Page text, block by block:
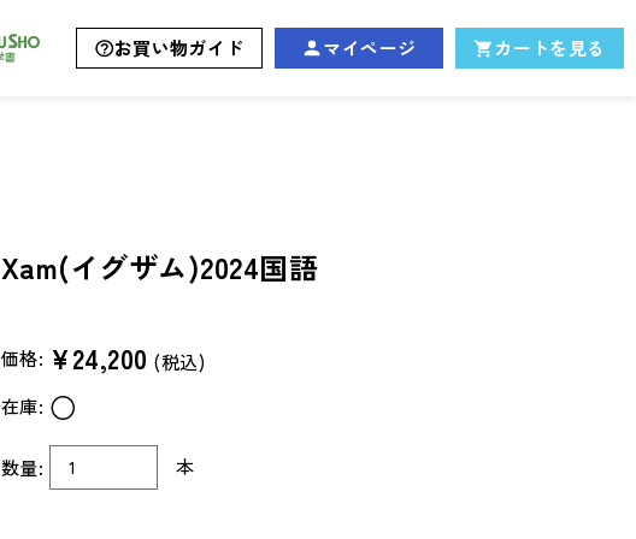
お買い物ガイド マイページ カートを見る
Xam(イグザム)2024国語
価格: ¥24,200 (税込)
数量: 本
在庫: ○